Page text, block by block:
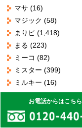
マサ(16)
マジック (58)
まりピ(1,418)
まる (223)
ミーコ (82)
ミスター (399)
ミルキー (16)
モカ(144)
ヤス
(20)
お電話からはこちら